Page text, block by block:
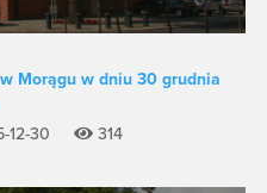
Morągu w dniu 30 grudnia
12-30
314